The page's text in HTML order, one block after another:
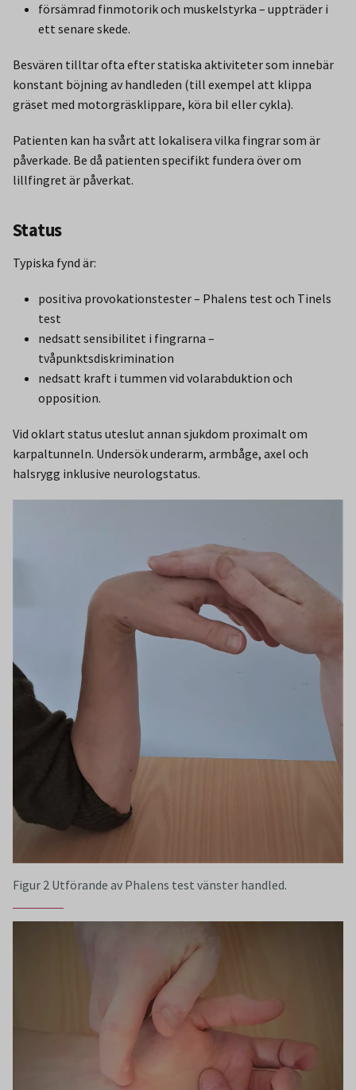
försämrad finmotorik och muskelstyrka – uppträder i
ett senare skede.
Besvären tilltar ofta efter statiska aktiviteter som innebär
konstant böjning av handleden (till exempel att klippa
gräset med motorgräsklippare, köra bil eller cykla).
Patienten kan ha svårt att lokalisera vilka fingrar som är
påverkade. Be då patienten specifikt fundera över om
lillfingret är påverkat.
Status
Typiska fynd är:
positiva provokationstester – Phalens test och Tinels
test
nedsatt sensibilitet i fingrarna –
tvåpunktsdiskrimination
nedsatt kraft i tummen vid volarabduktion och
opposition.
Vid oklart status uteslut annan sjukdom proximalt om
karpaltunneln. Undersök underarm, armbåge, axel och
halsrygg inklusive neurologstatus.
Figur 2 Utförande av Phalens test vänster handled.